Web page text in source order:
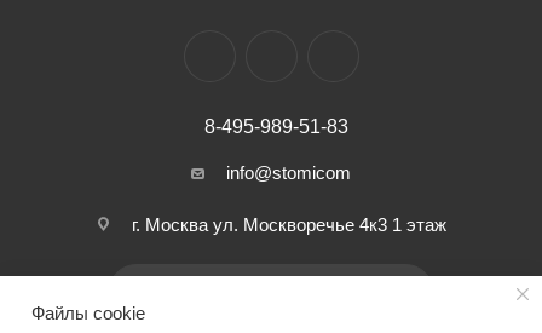
8-495-989-51-83
info@stomicom
г. Москва ул. Москворечье 4к3 1 этаж
Файлы cookie